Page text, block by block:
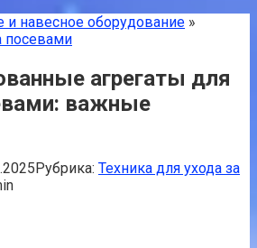
и навесное оборудование »
посевами
агрегаты для
важные
Рубрика: Техника для ухода за